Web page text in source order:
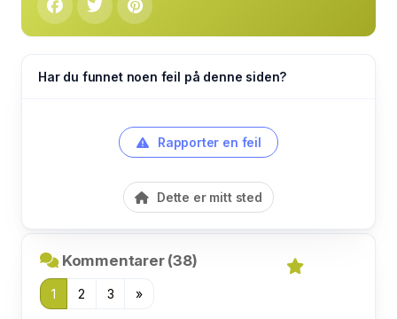
Har du funnet noen feil på denne siden?
Rapporter en feil
Dette er mitt sted
Kommentarer (38)
1 2 3 »